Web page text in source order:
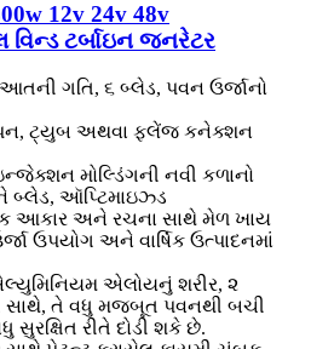
12v 24v 48v
વિન્ડ ટર્બાઇન જનરેટર
ગતિ, ૬ બ્લેડ, પવન ઉર્જાનો
ટ્યુબ અથવા ફ્લેંજ કનેક્શન
મોલ્ડિંગની નવી કળાનો
બ્લેડ, ઑપ્ટિમાઇઝ્ડ
આકાર અને રચના સાથે મેળ ખાય
ઉપયોગ અને વાર્ષિક ઉત્પાદનમાં
એલોયનું શરીર, ૨
સાથે, તે વધુ મજબૂત પવનથી બચી
રીતે દોડી શકે છે.